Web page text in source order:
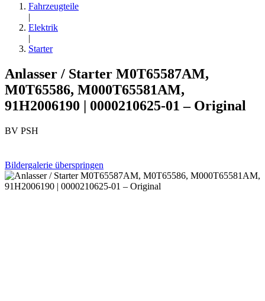
Fahrzeugteile
|
Elektrik
|
Starter
Anlasser / Starter M0T65587AM,
M0T65586, M000T65581AM,
91H2006190 | 0000210625-01 – Original
BV PSH
Bildergalerie überspringen